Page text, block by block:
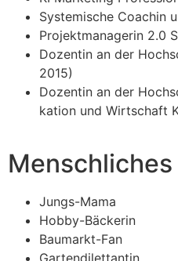
Sys­te­mi­sche Coa­chin
Pro­jekt­ma­na­ge­rin 2.0
Dozen­tin an der
2015)
Dozen­tin an der
ka­ti­on und Wirt­schaft
Menschliches
Jungs-Mama
Hob­by-Bäcke­rin
Bau­markt-Fan